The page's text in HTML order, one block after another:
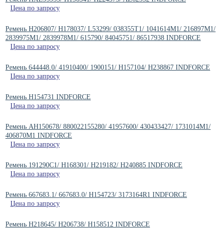
Цена по запросу
Ремень H206807/ H178037/ L53299/ 038355T1/ 1041614M1/ 216897M1/
2839975M1/ 2839978M1/ 615790/ 84045751/ 86517938 INDFORCE
Цена по запросу
Ремень 644448.0/ 41910400/ 1900151/ H157104/ H238867 INDFORCE
Цена по запросу
Ремень H154731 INDFORCE
Цена по запросу
Ремень AH150678/ 880022155280/ 41957600/ 430433427/ 1731014M1/
406870M1 INDFORCE
Цена по запросу
Ремень 191290C1/ H168301/ H219182/ H240885 INDFORCE
Цена по запросу
Ремень 667683.1/ 667683.0/ H154723/ 3173164R1 INDFORCE
Цена по запросу
Ремень H218645/ H206738/ H158512 INDFORCE